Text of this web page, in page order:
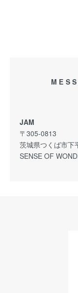
JAM
〒305-0813
茨城県つくば市下
SENSE OF